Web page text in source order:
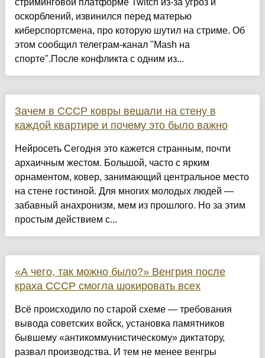
стриминговой платформе Twitch из-за угроз и
оскорблений, извинился перед матерью
киберспортсмена, про которую шутил на стриме. Об
этом сообщил телеграм-канал "Mash на
спорте".После конфликта с одним из...
Зачем в СССР ковры вешали на стену в
каждой квартире и почему это было важно
Нейросеть Сегодня это кажется странным, почти
архаичным жестом. Большой, часто с ярким
орнаментом, ковер, занимающий центральное место
на стене гостиной. Для многих молодых людей —
забавный анахронизм, мем из прошлого. Но за этим
простым действием с...
«А чего, так можно было?» Венгрия после
краха СССР смогла шокировать всех
Всё происходило по старой схеме — требования
вывода советских войск, установка памятников
бывшему «антикоммунистическому» диктатору,
развал производства. И тем не менее венгры